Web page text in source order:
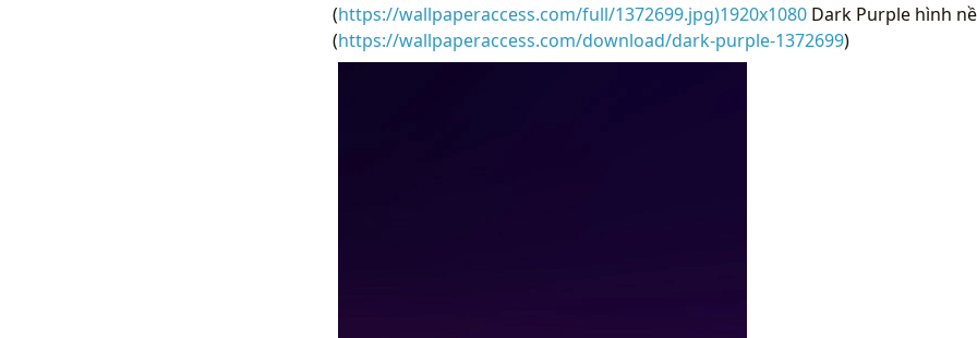
(https://wallpaperaccess.com/full/1372699.jpg)1920x1080Dark Purple hình
(https://wallpaperaccess.com/download/dark-purple-1372699)